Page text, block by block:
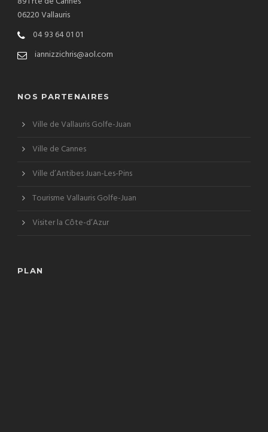
06220 Vallauris
04 93 64 01 01
iannizzichris@aol.com
NOS PARTENAIRES
Ville de Vallauris Golfe-Juan
Ville de Cannes
Ville d’Antibes Juan-Les-Pins
Tourisme Vallauris Golfe-Juan
Visiter la Côte-d’Azur
PLAN